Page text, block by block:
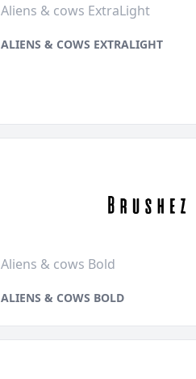
Aliens & cows ExtraLight
ALIENS & COWS EXTRALIGHT
Aliens & cows Bold
ALIENS & COWS BOLD